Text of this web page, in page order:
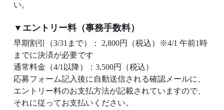
い。
▼エントリー料（事務手数料）
早期割引（3/31まで）： 2,800円（税込）※4/1 午前1時
までに決済が必要です
通常料金（4/1以降）：3,500円（税込）
応募フォーム記入後に自動送信される確認メールに、
エントリー料のお支払方法が記載されていますので、
それに従ってお支払いください。